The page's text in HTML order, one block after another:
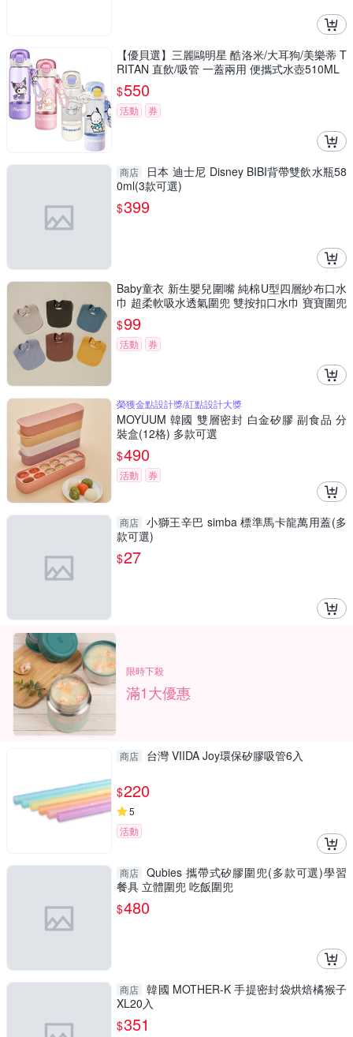
【優貝選】三麗鷗明星 酷洛米/大耳狗/美樂蒂 T
RITAN 直飲/吸管 一蓋兩用 便攜式水壺510ML
$550
活動 券
商店
日本 迪士尼 Disney BIBI背帶雙飲水瓶58
0ml(3款可選)
$399
Baby童衣 新生嬰兒圍嘴 純棉U型四層紗布口水
巾 超柔軟吸水透氣圍兜 雙按扣口水巾 寶寶圍兜
口水巾 11783
$99
活動 券
榮獲金點設計獎/紅點設計大獎
MOYUUM 韓國 雙層密封 白金矽膠 副食品 分
裝盒(12格) 多款可選
$490
活動 券
商店 小獅王辛巴 simba 標準馬卡龍萬用蓋(多
款可選)
$27
限時下殺
滿1大優惠
商店 台灣 VIIDA Joy環保矽膠吸管6入
$220
5
活動
商店 Qubies 攜帶式矽膠圍兜(多款可選)學習
餐具 立體圍兜 吃飯圍兜
$480
商店 韓國 MOTHER-K 手提密封袋烘焙橘猴子
XL20入
$351